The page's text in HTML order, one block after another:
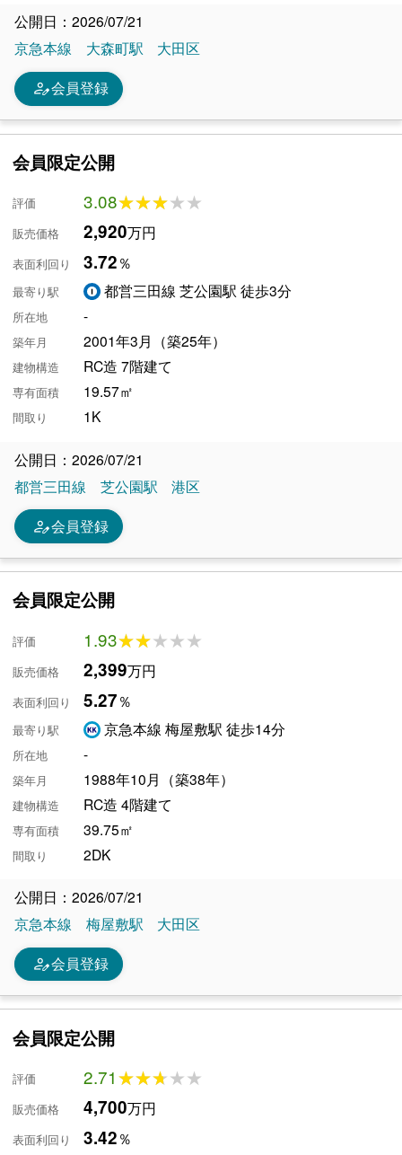
公開日：2026/07/21
京急本線
大森町駅 大田区
person_edit会員登録
会員限定公開
評価 3.08★★★★★
★★★★★
販売価格 2,920万円
表面利回り 3.72％
最寄り駅 都営三田線 芝公園駅 徒歩3分
所在地 -
築年月 2001年3月（築25年）
建物構造 RC造 7階建て
専有面積 19.57㎡
間取り 1K
公開日：2026/07/21
都営三田線
芝公園駅 港区
person_edit会員登録
会員限定公開
評価 1.93★★★★★
★★★★★
販売価格 2,399万円
表面利回り 5.27％
最寄り駅 京急本線 梅屋敷駅 徒歩14分
所在地 -
築年月 1988年10月（築38年）
建物構造 RC造 4階建て
専有面積 39.75㎡
間取り 2DK
公開日：2026/07/21
京急本線
梅屋敷駅 大田区
person_edit会員登録
会員限定公開
評価 2.71★★★★★
★★★★★
販売価格 4,700万円
表面利回り 3.42％